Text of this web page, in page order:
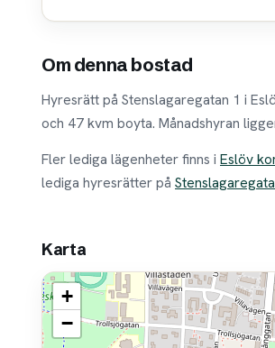
Om denna bostad
Hyresrätt på Stenslagaregatan 1 i
och 47 kvm boyta. Månadshyran
Fler lediga lägenheter finns i Eslöv
lediga hyresrätter på
Karta
+
−